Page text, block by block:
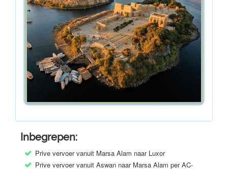
Inbegrepen:
Prive vervoer vanuit Marsa Alam naar Luxor
Prive vervoer vanuit Aswan naar Marsa Alam per AC-